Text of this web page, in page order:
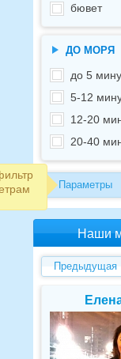
бювет
ДО МОРЯ
до 5
5-12
12-20
20-40
Параметры
Наши
Предыдущая